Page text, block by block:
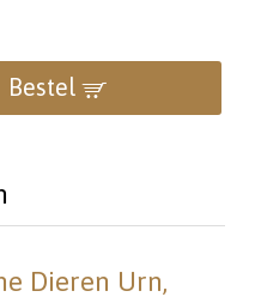
Bestel
Dieren Urn,